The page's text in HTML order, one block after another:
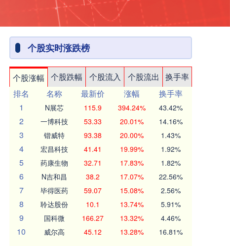
个股实时涨跌榜
个股涨幅 个股跌幅 个股流入 个股流出
换手率
排名
名称 最新价 涨幅
换手率
1
N展芯 115.9 394.24% 43.42%
2 一博科技 53.33 20.01% 14.16%
3 锴威特 93.38 20.00% 1.43%
4 宏昌科技 41.41 19.99% 1.92%
5 药康生物 32.71 17.83% 1.82%
6 N吉和昌 38.2 17.07% 22.56%
7 毕得医药 59.07 15.08% 2.56%
8 聆达股份 10.1 13.74% 5.91%
9 国科微 166.27 13.32% 4.46%
10 威尔高 45.12 13.28% 16.81%